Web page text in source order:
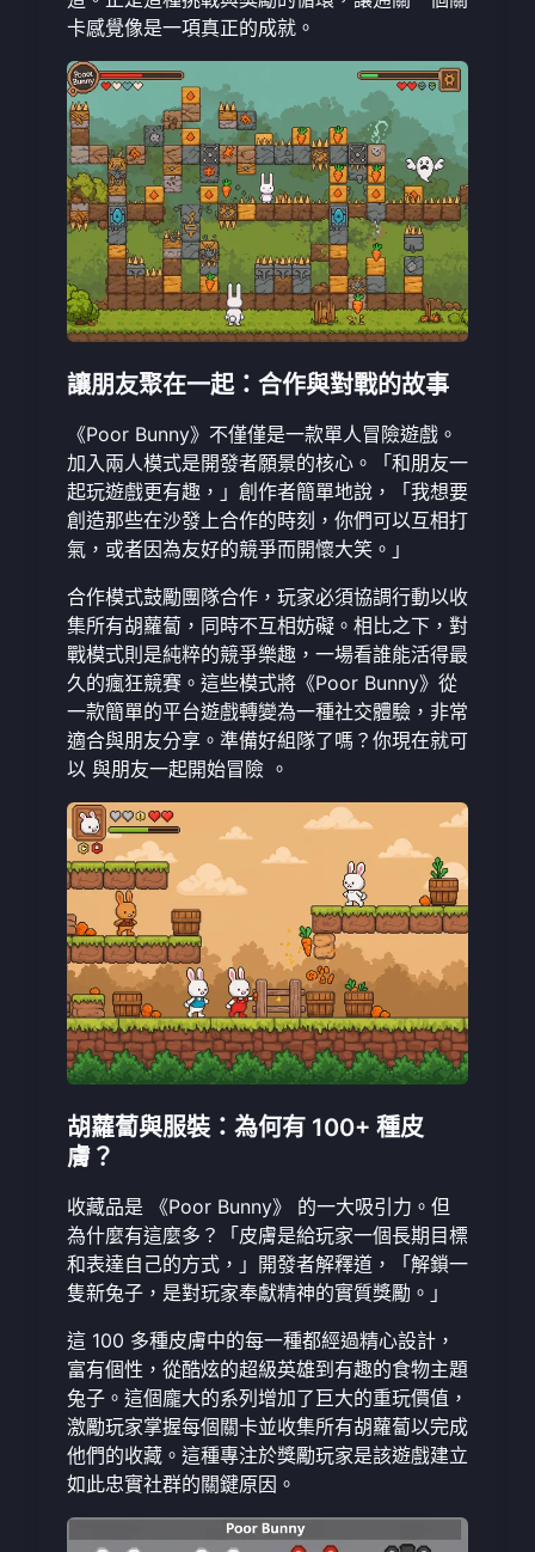
卡感覺像是一項真正的成就。
讓朋友聚在一起：合作與對戰的故事
《Poor Bunny》不僅僅是一款單人冒險遊戲。
加入兩人模式是開發者願景的核心。「和朋友一
起玩遊戲更有趣，」創作者簡單地說，「我想要
創造那些在沙發上合作的時刻，你們可以互相打
氣，或者因為友好的競爭而開懷大笑。」
合作模式鼓勵團隊合作，玩家必須協調行動以收
集所有胡蘿蔔，同時不互相妨礙。相比之下，對
戰模式則是純粹的競爭樂趣，一場看誰能活得最
久的瘋狂競賽。這些模式將《Poor Bunny》從
一款簡單的平台遊戲轉變為一種社交體驗，非常
適合與朋友分享。準備好組隊了嗎？你現在就可
以 與朋友一起開始冒險 。
胡蘿蔔與服裝：為何有 100+ 種皮
膚？
收藏品是 《Poor Bunny》 的一大吸引力。但
為什麼有這麼多？「皮膚是給玩家一個長期目標
和表達自己的方式，」開發者解釋道，「解鎖一
隻新兔子，是對玩家奉獻精神的實質獎勵。」
這 100 多種皮膚中的每一種都經過精心設計，
富有個性，從酷炫的超級英雄到有趣的食物主題
兔子。這個龐大的系列增加了巨大的重玩價值，
激勵玩家掌握每個關卡並收集所有胡蘿蔔以完成
他們的收藏。這種專注於獎勵玩家是該遊戲建立
如此忠實社群的關鍵原因。